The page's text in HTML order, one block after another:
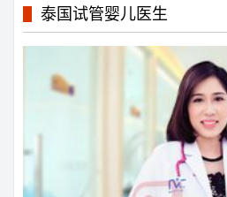
泰国试管婴儿医生